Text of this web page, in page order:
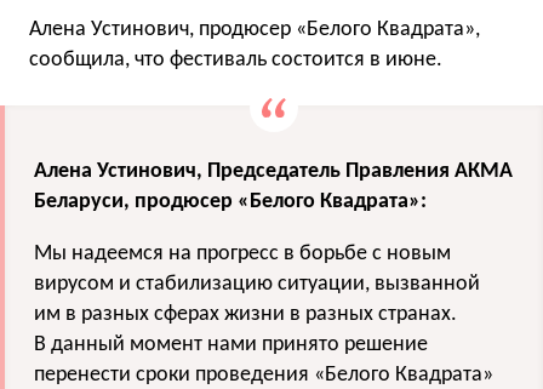
Алена Устинович, продюсер «Белого Квадрата»,
сообщила, что фестиваль состоится в июне.
Алена Устинович, Председатель Правления АКМА
Беларуси, продюсер «Белого Квадрата»:
Мы надеемся на прогресс в борьбе с новым
вирусом и стабилизацию ситуации, вызванной
им в разных сферах жизни в разных странах.
В данный момент нами принято решение
перенести сроки проведения «Белого Квадрата»